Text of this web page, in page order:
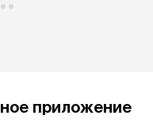
приложение